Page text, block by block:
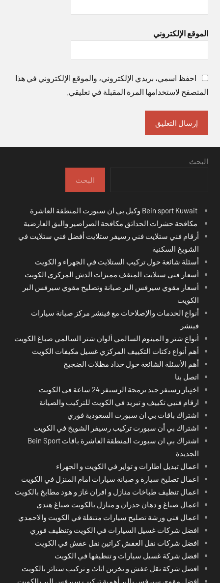
الموقع الإلكتروني
احفظ اسمي، بريدي الإلكتروني، والموقع الإلكتروني في هذا
المتصفح لاستخدامها المرة المقبلة في تعليقي.
البحث
البحث
مكافحة حشرات الحدائق مكافحة الصراصير والبق العارضية
أرقام فني ستلايت فني رسيفر ستلايت أفضل فني ستلايت في
الشويخ السكنية
أسئلة شائعة حول تركيب الستلايت في الجهراء و الكويت
أسعار فني ستلايت المنقف مميزات الدش المركزي الكويت
أسعار مقوي سيرفس البر صيانة وتصليح مقوي سيرفس البر
الكويت
أنواع الخدمات والإصلاحات مع فينشر مركز صيانة سيارات
فينشر
أنواع شتر و المينوم السالمي ألوان شتر السالمي صباغ الكويت
أهم أنواع دكتات التكييف المركزي غسيل مكيفات الكويت
أهم الأسئلة الشائعة حول حداد مظلات الضجيج
اتصل بنا
اختِيار رسيفر جيد برمجة الرسيفر 24 ساعة في الكويت
ارقام فنيي تكييف و تبريد في الكويت للتركيب والصيانة
اشتراك باقات بي ان سبورت السعودية فوري
اشتراك بي أن سبورت تركيب رسيفر الشويخ في الكويت
اشتراك بي ان سبورت المنطقة العاشرة باقات Bein Sport
الجديدة
اعمال تبديل اطارات و تواير في الكويت و الجهراء
اعمال تصليح سيارة و صيانة سيارات امام المنزل في الكويت
اعمال تنظيف طباخات منازل و افران غاز و هود مطابخ بالكويت
اعمال صباغ و دهان جدران و منازل بالكويت صباغ هندي
اعمال فني ورشة تصليح سيارات متنقلة في الكويت والاحمدي
افضل شركات غسيل السيارات في الكويت وتنظيف فوري
افضل شركات نقل العفش كراتين نقل عفش في الكويت
افضل شركة غسيل سيارات و تنظيفها في الكويت
افضل شركة نقل عفش و تخزين اثاث و تركيب ستائر بالكويت
افضل مقوي سيرفس بالبر أهمية تركيب سيرفس البر بالكويت